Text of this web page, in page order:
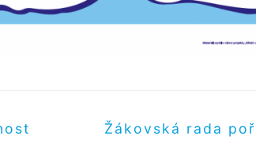
Další
Žákovská rada